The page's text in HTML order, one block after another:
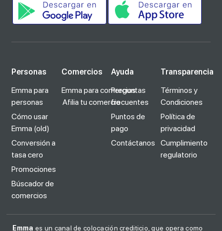
Personas
Emma para
personas
Cómo usar
Emma (old)
Conversión a
tasa cero
Promociones
Búscador de
comercios
Comercios
Emma para comercios
Afilia tu comercio
Ayuda
Preguntas
frecuentes
Puntos de
pago
Contáctanos
Transparencia
Términos y
Condiciones
Política de
privacidad
Cumplimiento
regulatorio
Emma es un canal de colocación crediticio, que opera como